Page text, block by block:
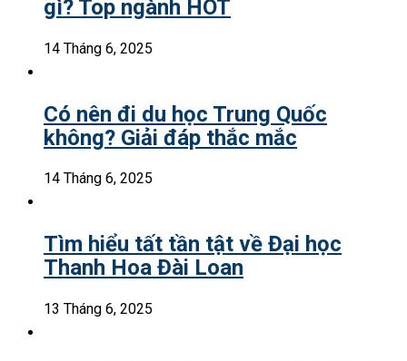
gì? Top ngành HOT
14 Tháng 6, 2025
Có nên đi du học Trung Quốc
không? Giải đáp thắc mắc
14 Tháng 6, 2025
Tìm hiểu tất tần tật về Đại học
Thanh Hoa Đài Loan
13 Tháng 6, 2025